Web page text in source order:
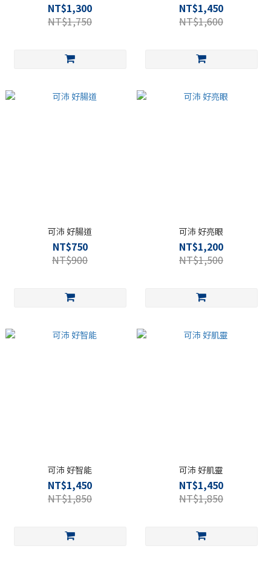
NT$1,300
NT$1,750
NT$1,450
NT$1,600
可沛 好腸道
NT$750
NT$900
可沛 好亮眼
NT$1,200
NT$1,500
可沛 好智能
NT$1,450
NT$1,850
可沛 好肌靈
NT$1,450
NT$1,850